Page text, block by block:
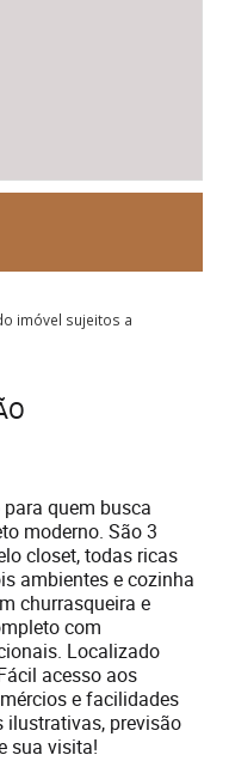
imóvel sujeitos a
quem busca
moderno. São 3
closet, todas ricas
ambientes e cozinha
churrasqueira e
com
Localizado
acesso aos
e facilidades
ilustrativas, previsão
sua visita!